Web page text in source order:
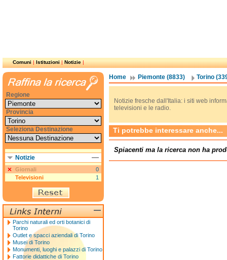
Comuni|Istituzioni|Notizie|
Home Piemonte (8833) Torino
Notizie fresche dall'Italia: i siti web
televisioni e le radio.
Ti potrebbe interessare anche...
Spiacenti ma la ricerca non ha
Regione
Provincia
Seleziona Destinazione
Notizie
Giornali
0
Televisioni
1
Parchi naturali ed orti botanici di
Torino
Outlet e spacci aziendali di Torino
Musei di Torino
Monumenti, luoghi e palazzi di Torino
Fattorie didattiche di Torino